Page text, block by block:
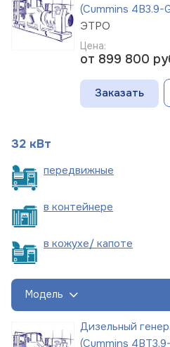
(Cummins 4B3.9-
ЭТРО
Цена:
от 899 800
Заказать
32 кВт
передвижные
в контейнере
в кожухе/ капоте
Модель
Дизельный
(Cummins